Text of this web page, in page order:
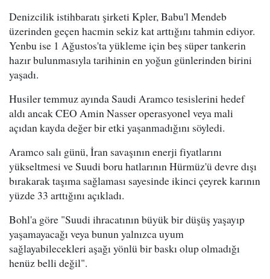
Denizcilik istihbaratı şirketi Kpler, Babu'l Mendeb
üzerinden geçen hacmin sekiz kat arttığını tahmin ediyor.
Yenbu ise 1 Ağustos'ta yükleme için beş süper tankerin
hazır bulunmasıyla tarihinin en yoğun günlerinden birini
yaşadı.
Husiler temmuz ayında Saudi Aramco tesislerini hedef
aldı ancak CEO Amin Nasser operasyonel veya mali
açıdan kayda değer bir etki yaşanmadığını söyledi.
Aramco salı günü, İran savaşının enerji fiyatlarını
yükseltmesi ve Suudi boru hatlarının Hürmüz'ü devre dışı
bırakarak taşıma sağlaması sayesinde ikinci çeyrek karının
yüzde 33 arttığını açıkladı.
Bohl'a göre "Suudi ihracatının büyük bir düşüş yaşayıp
yaşamayacağı veya bunun yalnızca uyum
sağlayabilecekleri aşağı yönlü bir baskı olup olmadığı
henüz belli değil".